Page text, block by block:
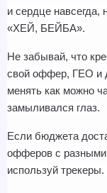
и сердце навсегда,
«ХЕЙ, БЕЙБА».
Не забывай, что
свой оффер, ГЕО и
менять как можно
замыливался глаз.
Если бюджета
офферов с разными
используй трекеры.